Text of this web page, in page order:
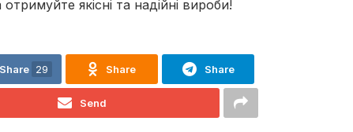
якісні та надійні вироби!
Share 29 Share Share
Send